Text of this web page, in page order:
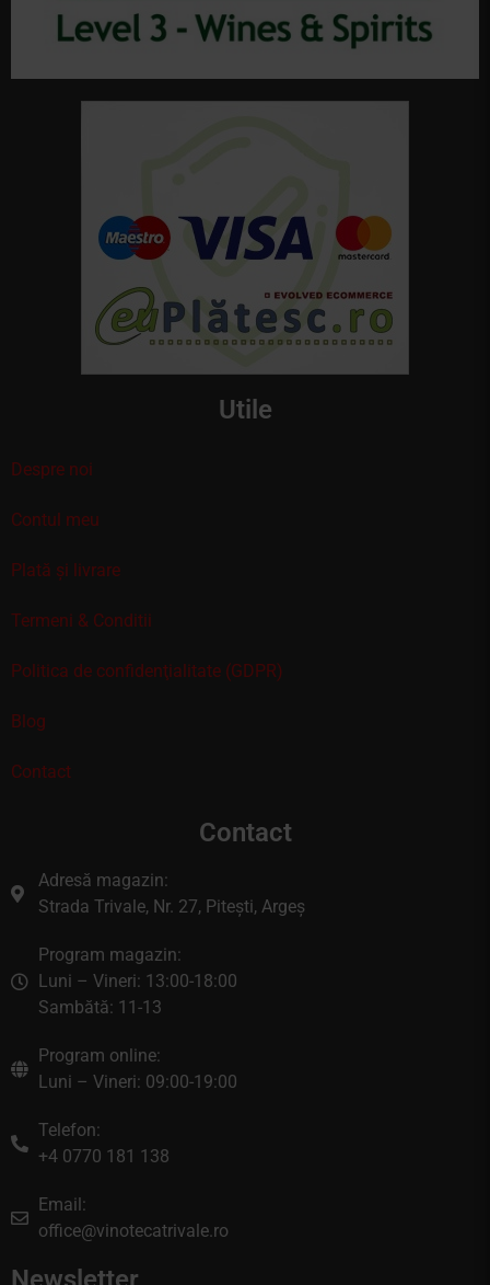
Utile
Despre noi
Contul meu
Plată și livrare
Termeni & Conditii
Politica de confidenţialitate (GDPR)
Blog
Contact
Contact
Adresă magazin:
Strada Trivale, Nr. 27, Pitești, Argeș
Program magazin:
Luni – Vineri: 13:00-18:00
Sambătă: 11-13
Program online:
Luni – Vineri: 09:00-19:00
Telefon:
+4 0770 181 138
Email:
office@vinotecatrivale.ro